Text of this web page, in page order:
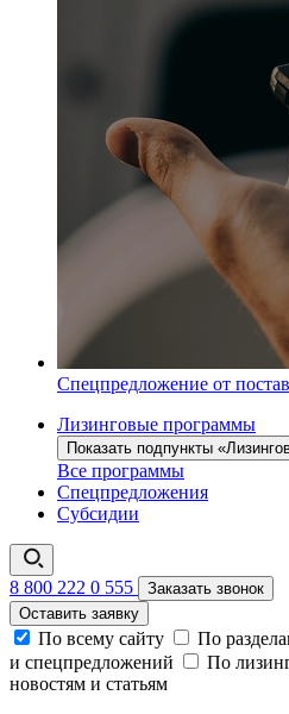
Спецпредложение от
Лизинговые программы
Показать подпункты
Все программы
Спецпредложения
Субсидии
8 800 222 0 555
Заказать звонок
Оставить заявку
По всему сайту По
и спецпредложений
По
новостям и статьям